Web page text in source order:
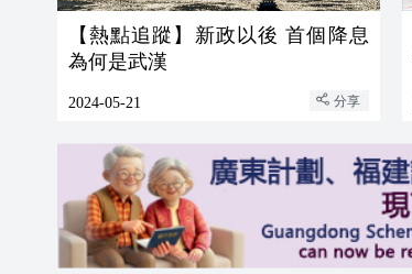
【熱點追蹤】新政以後 首個降息
為何是武漢
2024-05-21 分享